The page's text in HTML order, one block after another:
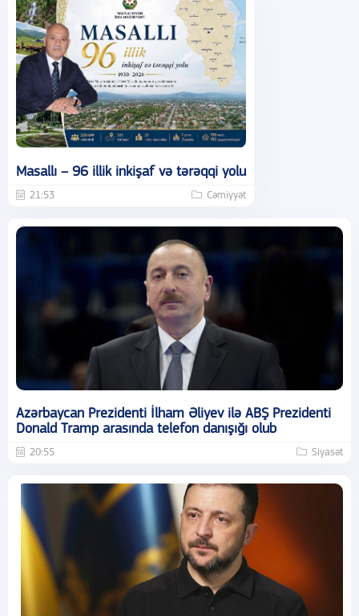
Masallı – 96 illik inkişaf və tərəqqi yolu
21:53 Cəmiyyət
Azərbaycan Prezidenti İlham Əliyev ilə ABŞ Prezidenti
Donald Tramp arasında telefon danışığı olub
20:55 Siyasət